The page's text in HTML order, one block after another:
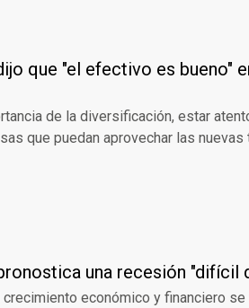
que "el efectivo es bueno"
de la diversificación, estar
que puedan aprovechar las
una recesión "difícil
económico y financiero se